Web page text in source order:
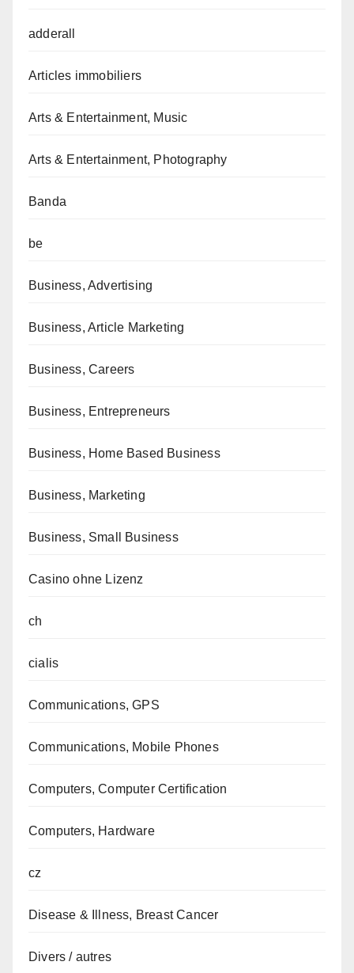
adderall
Articles immobiliers
Arts & Entertainment, Music
Arts & Entertainment, Photography
Banda
be
Business, Advertising
Business, Article Marketing
Business, Careers
Business, Entrepreneurs
Business, Home Based Business
Business, Marketing
Business, Small Business
Casino ohne Lizenz
ch
cialis
Communications, GPS
Communications, Mobile Phones
Computers, Computer Certification
Computers, Hardware
cz
Disease & Illness, Breast Cancer
Divers / autres